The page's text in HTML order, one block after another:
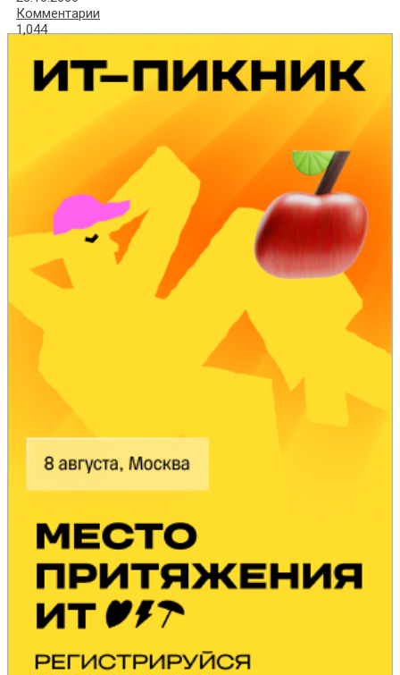
Комментарии
1,044